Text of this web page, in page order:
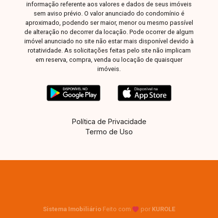
informação referente aos valores e dados de seus imóveis
sem aviso prévio. O valor anunciado do condomínio é
aproximado, podendo ser maior, menor ou mesmo passível
de alteração no decorrer da locação. Pode ocorrer de algum
imóvel anunciado no site não estar mais disponível devido à
rotatividade. As solicitações feitas pelo site não implicam
em reserva, compra, venda ou locação de quaisquer
imóveis.
Política de Privacidade
Termo de Uso
Sistema Imobiliário Feito com por KUROLE